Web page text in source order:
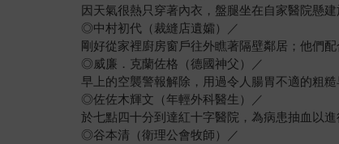
因天氣很熱只穿著內衣，盤腿坐在自家醫院懸
◎中村初代（裁縫店遺孀）／
剛好從家裡廚房窗戶往外瞧著隔壁鄰居；他們
◎威廉．克蘭佐格（德國神父）／
早上的空襲警報解除，用過令人腸胃不適的粗
◎佐佐木輝文（年輕外科醫生）／
於七點四十分到達紅十字醫院，為病患抽血以
◎谷本清（衛理公會牧師）／